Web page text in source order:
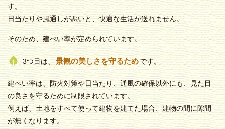
す。
日当たりや風通しが悪いと、快適な生活が送れません。
そのため、建ぺい率が定められています。
3つ目は、景観の美しさを守るためです。
建ぺい率は、防火対策や日当たり、通風の確保以外にも、見た目
の良さを守るために制限されています。
例えば、土地をすべて使って建物を建てた場合、建物の間に隙間
が無くなります。